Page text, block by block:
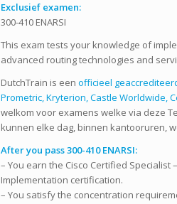
Exclusiefexamen:
300-410 ENARSI
This exam tests your knowledge of
advanced routing technologies and
DutchTrain is een officieel
Prometric, Kryterion, Castle Worldwide,
welkom voor examens welke via deze
kunnen elke dag, binnen kantooruren,
After you pass 300-410 ENARSI:
– You earn the Cisco Certified
Implementation certification.
– You satisfy the concentration